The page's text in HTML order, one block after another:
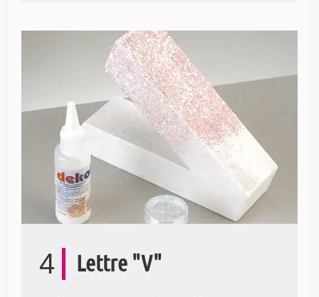
4 Lettre "V"